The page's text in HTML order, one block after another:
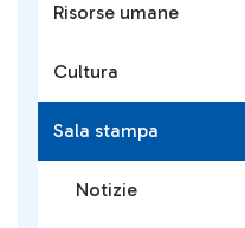
Risorse umane
Cultura
Sala stampa
Notizie